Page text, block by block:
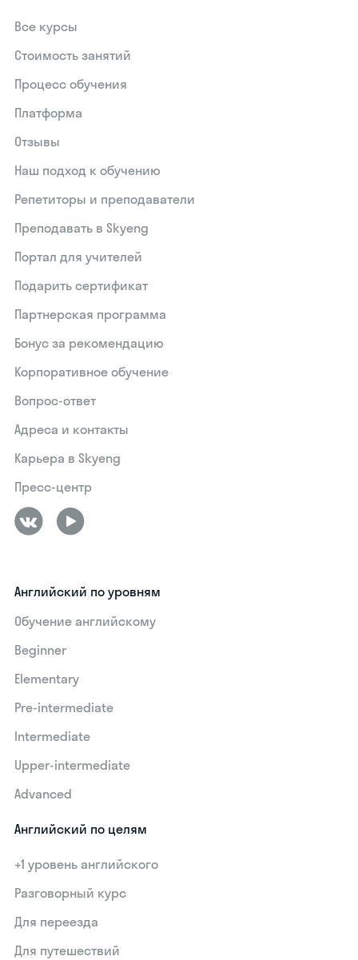
Все курсы
Стоимость занятий
Процесс обучения
Платформа
Отзывы
Наш подход к обучению
Репетиторы и преподаватели
Преподавать в Skyeng
Портал для учителей
Подарить сертификат
Партнерская программа
Бонус за рекомендацию
Корпоративное обучение
Вопрос-ответ
Адреса и контакты
Карьера в Skyeng
Пресс-центр
Английский по уровням
Обучение английскому
Beginner
Elementary
Pre-intermediate
Intermediate
Upper-intermediate
Advanced
Английский по целям
+1 уровень английского
Разговорный курс
Для переезда
Для путешествий